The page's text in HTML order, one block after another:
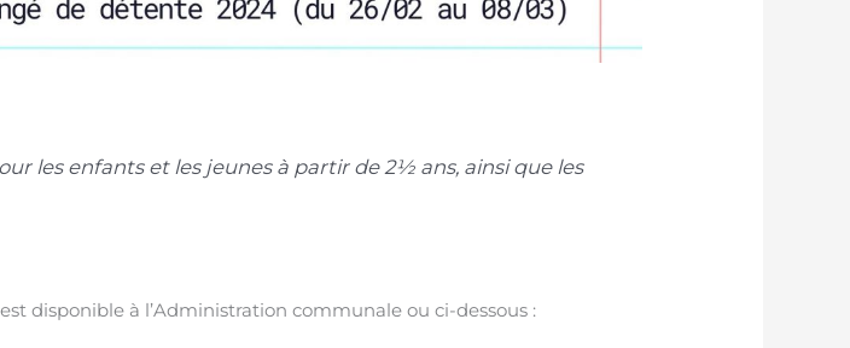
les enfants et les jeunes à partir de 2½ ans, ainsi que les
disponible à l’Administration communale ou ci-dessous :